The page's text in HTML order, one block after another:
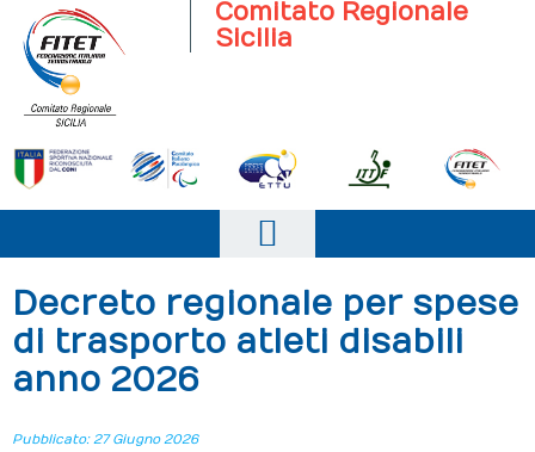
Comitato Regionale
Sicilia
Il comitato
Società Sportive
Decreto regionale per spese
di trasporto atleti disabili
anno 2026
Pubblicato: 27 Giugno 2026